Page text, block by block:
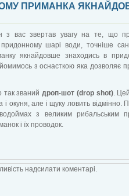
ПРИМАНКА
з вас звертав увагу на те, що
придонному шарі води, точніше
якнайдовше знаходись в
з оснасткою яка дозволяє
так званий дроп-шот (drop shot).
і окуня, але і щуку ловить
з великим рибальським
і їх проводок.
надсилати коментарі.